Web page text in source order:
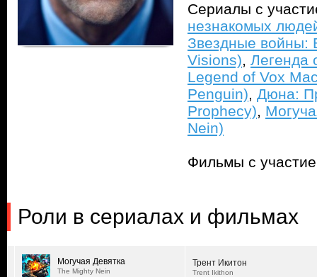
Сериалы с
незнакомых
Звездные войны:
Visions), Легенда
Legend of Vox
Penguin), Дюна:
Prophecy),
Nein)
Фильмы с
Роли в сериалах и фильмах
Могучая Девятка
The Mighty Nein
Трент Икитон
Trent Ikithon